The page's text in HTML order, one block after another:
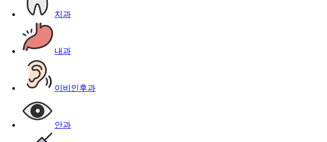
치과
내과
이비인후과
안과